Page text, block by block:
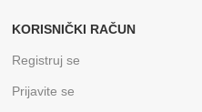
KORISNIČKI RAČUN
Registruj se
Prijavite se